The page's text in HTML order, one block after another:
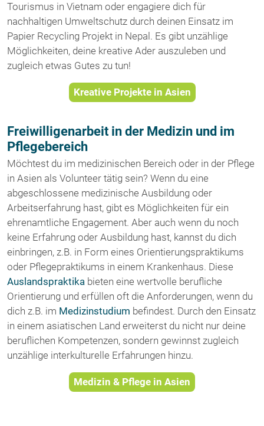
Tourismus in Vietnam oder engagiere dich für
nachhaltigen Umweltschutz durch deinen Einsatz im
Papier Recycling Projekt in Nepal. Es gibt unzählige
Möglichkeiten, deine kreative Ader auszuleben und
zugleich etwas Gutes zu tun!
Kreative Projekte in Asien
Freiwilligenarbeit in der Medizin und im
Pflegebereich
Möchtest du im medizinischen Bereich oder in der Pflege
in Asien als Volunteer tätig sein? Wenn du eine
abgeschlossene medizinische Ausbildung oder
Arbeitserfahrung hast, gibt es Möglichkeiten für ein
ehrenamtliche Engagement. Aber auch wenn du noch
keine Erfahrung oder Ausbildung hast, kannst du dich
einbringen, z.B. in Form eines Orientierungspraktikums
oder Pflegepraktikums in einem Krankenhaus. Diese
Auslandspraktika bieten eine wertvolle berufliche
Orientierung und erfüllen oft die Anforderungen, wenn du
dich z.B. im Medizinstudium befindest. Durch den Einsatz
in einem asiatischen Land erweiterst du nicht nur deine
beruflichen Kompetenzen, sondern gewinnst zugleich
unzählige interkulturelle Erfahrungen hinzu.
Medizin & Pflege in Asien